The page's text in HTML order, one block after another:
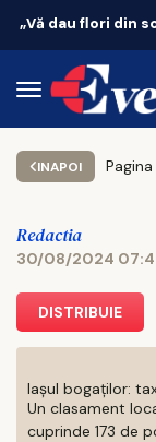
doamnă!”
INAPOI
Redactia
30/08/2024
DISTRIBUIE
Iașul bogaților:
Un clasament
cuprinde 173 de